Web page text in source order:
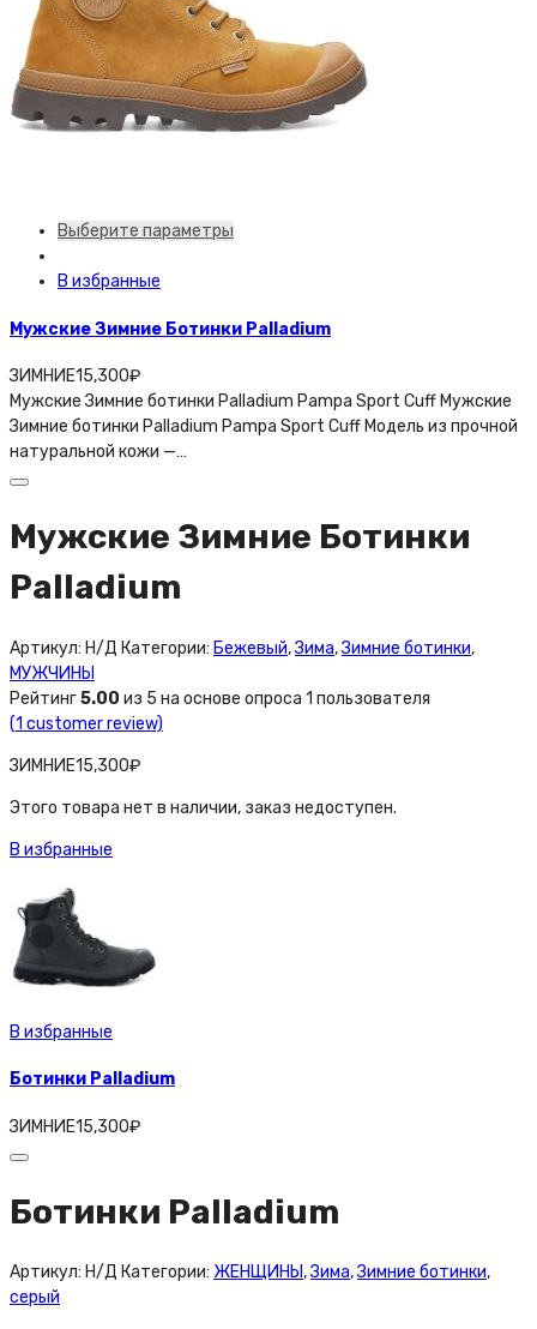
Выберите параметры
В избранные
Мужские Зимние Ботинки Palladium
ЗИМНИЕ15,300₽
Мужские Зимние ботинки Palladium Pampa Sport Cuff Мужские
Зимние ботинки Palladium Pampa Sport Cuff Модель из прочной
натуральной кoжи —…
Мужские Зимние Ботинки
Palladium
Артикул: Н/Д Категории: Бежевый,Зима,Зимние ботинки,
МУЖЧИНЫ
Рейтинг5.00 из 5 на основе опроса 1 пользователя
(1 customer review)
ЗИМНИЕ15,300₽
Этого товара нет в наличии, заказ недоступен.
В избранные
В избранные
Ботинки Palladium
ЗИМНИЕ15,300₽
Ботинки Palladium
Артикул: Н/Д Категории: ЖЕНЩИНЫ ,Зима,Зимние ботинки,
серый